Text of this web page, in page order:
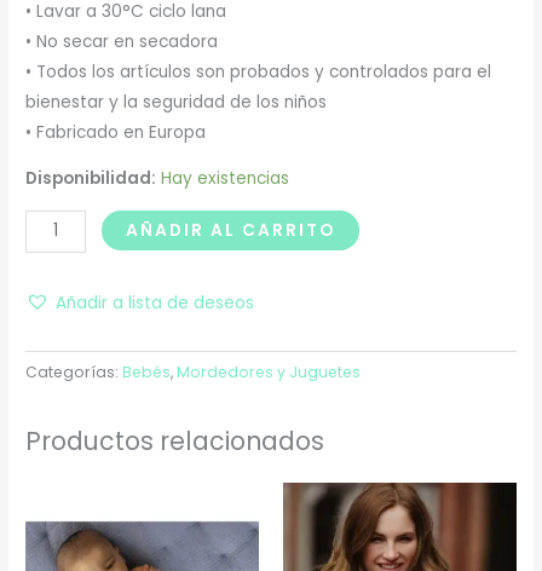
• Lavar a 30°C ciclo lana
• No secar en secadora
• Todos los artículos son probados y controlados para el
bienestar y la seguridad de los niños
• Fabricado en Europa
Disponibilidad: Hay existencias
AÑADIR AL CARRITO
Añadir a lista de deseos
Categorías: Bebés, Mordedores y Juguetes
Productos relacionados